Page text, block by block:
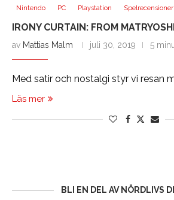
Nintendo PC Playstation Spelrecensioner
IRONY CURTAIN: FROM
av Mattias Malm juli 30, 2019 5
Med satir och nostalgi styr vi resan
Läs mer
BLI EN DEL AV NÖRDLIVS